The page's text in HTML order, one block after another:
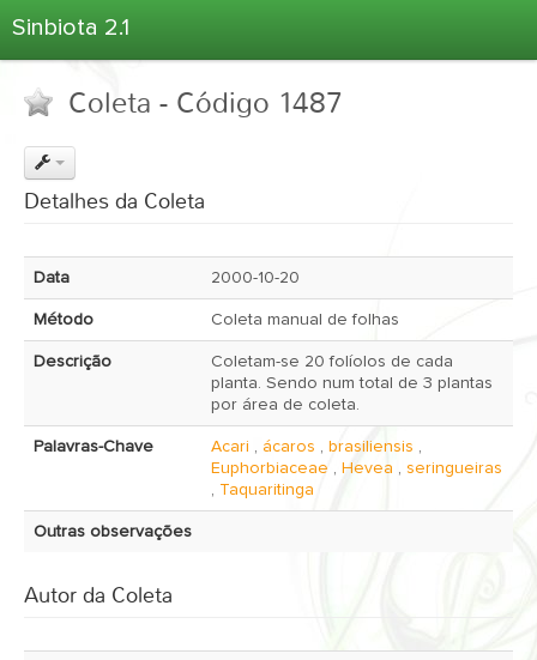
Sinbiota 2.1
Informações Ambientais
Coletas
Atlas 2.1
Estatísticas
Coleta - Código 1487
Detalhes da Coleta
Data 2000-10-20
Método Coleta manual de folhas
Descrição
Coletam-se 20 folíolos de cada
planta. Sendo num total de 3 plantas
por área de coleta.
Palavras-Chave Acari , ácaros , brasiliensis ,
Euphorbiaceae , Hevea , seringueiras
, Taquaritinga
Outras observações
Autor da Coleta